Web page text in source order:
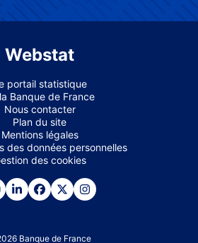
Webstat
portail statistique
Banque de France
Nous contacter
Plan du site
Mentions légales
des données personnelles
des cookies
Banque de France